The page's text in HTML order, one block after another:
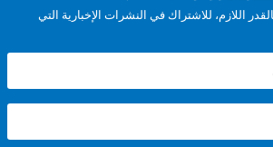
للاشتراك في النشرات الإخبارية التي